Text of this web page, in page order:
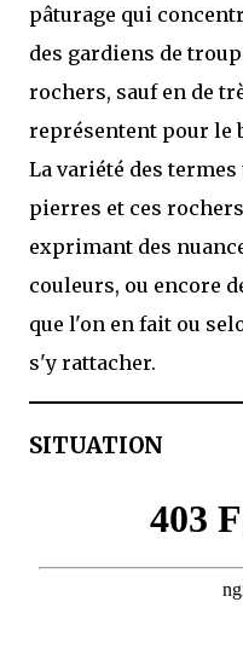
pâturage qui
des gardiens de
rochers, sauf en de
représentent pour le
La variété des
pierres et ces
exprimant des
couleurs, ou encore
que l'on en fait ou
s'y rattacher.
SITUATION